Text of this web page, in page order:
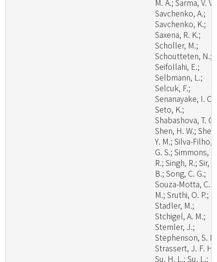
M. A.; Sarma, V. V.;
Savchenko, A.;
Savchenko, K.;
Saxena, R. K.;
Scholler, M.;
Schoutteten, N.;
Seifollahi, E.;
Selbmann, L.;
Selcuk, F.;
Senanayake, I. C.;
Seto, K.;
Shabashova, T.
Shen, H. W.;
Y. M.; Silva-Filho,
G. S.; Simmons,
R.; Singh, R.; Sir,
B.; Song, C. G.;
Souza-Motta, C.
M.; Sruthi, O. P.;
Stadler, M.;
Stchigel, A. M.;
Stemler, J.;
Stephenson, S.
Strassert, J. F. H.;
Su, H. L.; Su, L.;